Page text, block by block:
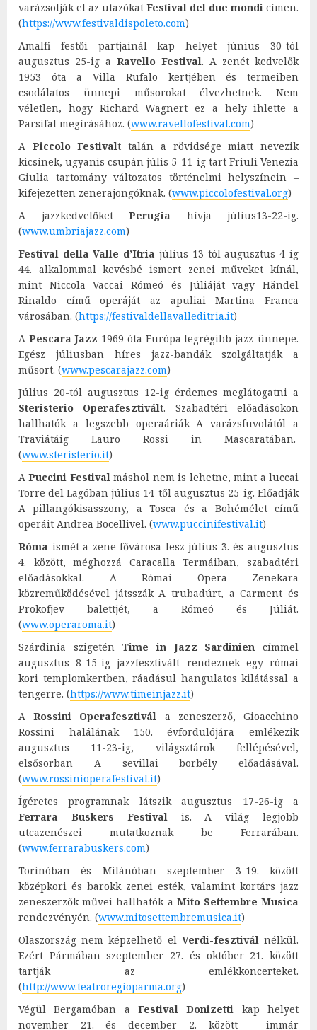
varázsolják el az utazókat Festival del due mondi címen.
(https://www.festivaldispoleto.com)
Amalfi festői partjainál kap helyet június 30-tól
augusztus 25-ig a Ravello Festival. A zenét kedvelők
1953 óta a Villa Rufalo kertjében és termeiben
csodálatos ünnepi műsorokat élvezhetnek. Nem
véletlen, hogy Richard Wagnert ez a hely ihlette a
Parsifal megírásához. (www.ravellofestival.com)
A Piccolo Festivalt talán a rövidsége miatt nevezik
kicsinek, ugyanis csupán júlis 5-11-ig tart Friuli Venezia
Giulia tartomány változatos történelmi helyszínein –
kifejezetten zenerajongóknak. (www.piccolofestival.org)
A jazzkedvelőket Perugia hívja július13-22-ig.
(www.umbriajazz.com)
Festival della Valle d’Itria július 13-tól augusztus 4-ig
44. alkalommal kevésbé ismert zenei műveket kínál,
mint Niccola Vaccai Rómeó és Júliáját vagy Händel
Rinaldo című operáját az apuliai Martina Franca
városában. (https://festivaldellavalleditria.it)
A Pescara Jazz 1969 óta Európa legrégibb jazz-ünnepe.
Egész júliusban híres jazz-bandák szolgáltatják a
műsort. (www.pescarajazz.com)
Július 20-tól augusztus 12-ig érdemes meglátogatni a
Steristerio Operafesztivált. Szabadtéri előadásokon
hallhatók a legszebb operaáriák A varázsfuvolától a
Traviátáig Lauro Rossi in Mascaratában.
(www.steristerio.it)
APuccini Festivalmáshol nem is lehetne, mint a luccai
Torre del Lagóban július 14-től augusztus 25-ig. Előadják
A pillangókisasszony, a Tosca és a Bohémélet című
operáit Andrea Bocellivel. (www.puccinifestival.it)
Róma ismét a zene fővárosa lesz július 3. és augusztus
4. között, méghozzá Caracalla Termáiban, szabadtéri
előadásokkal. A Római Opera Zenekara
közreműködésével játsszák A trubadúrt, a Carment és
Prokofjev balettjét, a Rómeó és Júliát.
(www.operaroma.it)
Szárdinia szigeténTime in Jazz Sardiniencímmel
augusztus 8-15-ig jazzfesztivált rendeznek egy római
kori templomkertben, ráadásul hangulatos kilátással a
tengerre. (https://www.timeinjazz.it)
ARossini Operafesztivál a zeneszerző, Gioacchino
Rossini halálának 150. évfordulójára emlékezik
augusztus 11-23-ig, világsztárok fellépésével,
elsősorban A sevillai borbély előadásával.
(www.rossinioperafestival.it)
Ígéretes programnak látszik augusztus 17-26-ig a
Ferrara Buskers Festivalis. A világ legjobb
utcazenészei mutatkoznak be Ferrarában.
(www.ferrarabuskers.com)
Torinóban és Milánóban szeptember 3-19. között
középkori és barokk zenei esték, valamint kortárs jazz
zeneszerzők művei hallhatók a Mito Settembre Musica
rendezvényén. (www.mitosettembremusica.it)
Olaszország nem képzelhető el Verdi-fesztiválnélkül.
Ezért Pármában szeptember 27. és október 21. között
tartják az emlékkoncerteket.
(http://www.teatroregioparma.org)
Végül Bergamóban a Festival Donizetti kap helyet
november 21. és december 2. között – immár